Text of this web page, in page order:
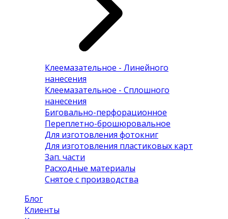
Клеемазательное - Линейного
нанесения
Клеемазательное - Сплошного
нанесения
Биговально-перфорационное
Переплетно-брошюровальное
Для изготовления фотокниг
Для изготовления пластиковых карт
Зап. части
Расходные материалы
Снятое с производства
Блог
Клиенты